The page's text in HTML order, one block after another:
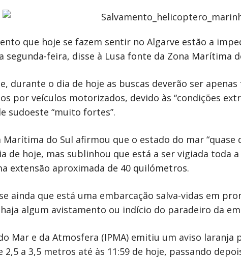
que hoje se fazem sentir no Algarve estão a
segunda-feira, disse à Lusa fonte da Zona Marítima
durante o dia de hoje as buscas deverão ser
por veículos motorizados, devido às “condições
sudoeste “muito fortes”.
Marítima do Sul afirmou que o estado do mar
de hoje, mas sublinhou que está a ser vigiada toda
extensão aproximada de 40 quilómetros.
ainda que está uma embarcação salva-vidas em
algum avistamento ou indício do paradeiro da
Mar e da Atmosfera (IPMA) emitiu um aviso
a 3,5 metros até às 11:59 de hoje, passando